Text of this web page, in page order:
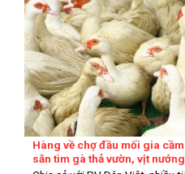
Hàng về chợ đầu mối gia
săn tìm gà thả vườn, vịt nướng